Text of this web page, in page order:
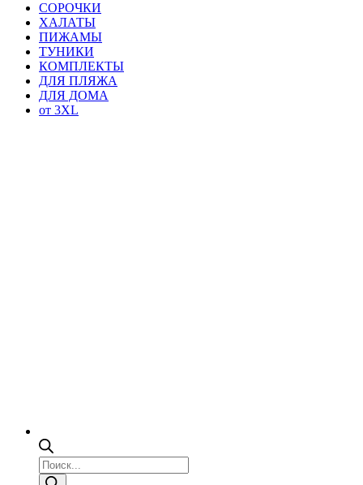
СОРОЧКИ
ХАЛАТЫ
ПИЖАМЫ
ТУНИКИ
КОМПЛЕКТЫ
ДЛЯ ПЛЯЖА
ДЛЯ ДОМА
от 3XL
Поиск
товаров